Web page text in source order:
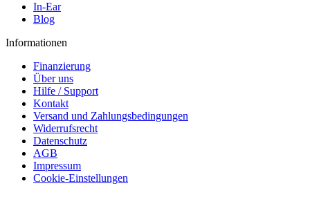
In-Ear
Blog
Informationen
Finanzierung
Über uns
Hilfe / Support
Kontakt
Versand und Zahlungsbedingungen
Widerrufsrecht
Datenschutz
AGB
Impressum
Cookie-Einstellungen